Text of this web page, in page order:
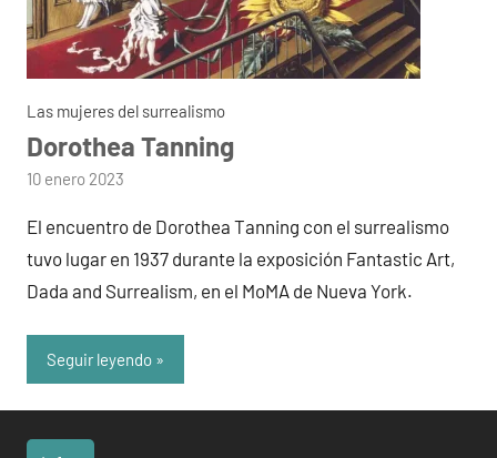
Las mujeres del surrealismo
Dorothea Tanning
por
10 enero 2023
El encuentro de Dorothea Tanning con el surrealismo
tuvo lugar en 1937 durante la exposición Fantastic Art,
Dada and Surrealism, en el MoMA de Nueva York.
Seguir leyendo